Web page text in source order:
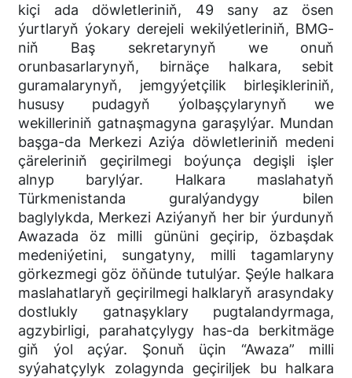
kiçi ada döwletleriniň, 49 sany az ösen
ýurtlaryň ýokary derejeli wekilýetleriniň, BMG-
niň Baş sekretarynyň we onuň
orunbasarlarynyň, birnäçe halkara, sebit
guramalarynyň, jemgyýetçilik birleşikleriniň,
hususy pudagyň ýolbaşçylarynyň we
wekilleriniň gatnaşmagyna garaşylýar. Mundan
başga-da Merkezi Aziýa döwletleriniň medeni
çäreleriniň geçirilmegi boýunça degişli işler
alnyp barylýar. Halkara maslahatyň
Türkmenistanda guralýandygy bilen
baglylykda, Merkezi Aziýanyň her bir ýurdunyň
Awazada öz milli gününi geçirip, özbaşdak
medeniýetini, sungatyny, milli tagamlaryny
görkezmegi göz öňünde tutulýar. Şeýle halkara
maslahatlaryň geçirilmegi halklaryň arasyndaky
dostlukly gatnaşyklary pugtalandyrmaga,
agzybirligi, parahatçylygy has-da berkitmäge
giň ýol açýar. Şonuň üçin “Awaza” milli
syýahatçylyk zolagynda geçiriljek bu halkara